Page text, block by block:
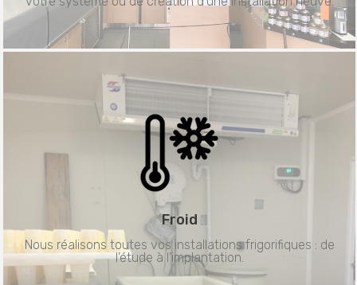
Froid
Nous réalisons toutes vos installations frigorifiques : de
l’étude à l’implantation.